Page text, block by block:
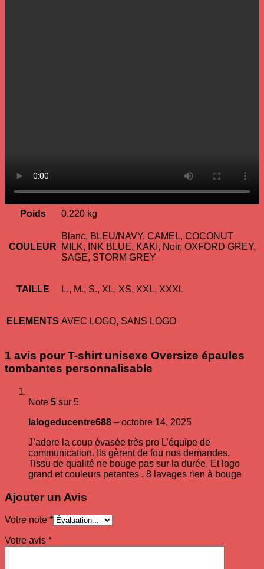
Poids 0.220 kg
COULEUR
Blanc, BLEU/NAVY, CAMEL, COCONUT
MILK, INK BLUE, KAKI, Noir, OXFORD GREY,
SAGE, STORM GREY
TAILLE L., M., S., XL, XS, XXL, XXXL
ELEMENTS AVEC LOGO, SANS LOGO
1 avis pourT-shirt unisexe Oversize épaules
tombantes personnalisable
Note 5 sur 5
lalogeducentre688 – octobre 14, 2025
J’adore la coup évasée très pro L’équipe de
communication. Ils gèrent de fou nos demandes.
Tissu de qualité ne bouge pas sur la durée. Et logo
grand et couleurs petantes . 8 lavages rien à bouge
Ajouter un Avis
Votre note *
Votre avis *